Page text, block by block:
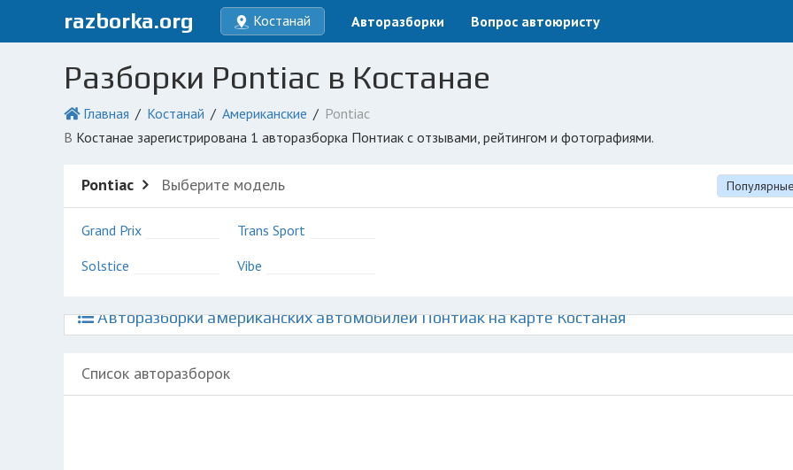
razborka.org Костанай Авторазборки Вопрос автоюристу
Разборки Pontiac в Костанае
Главная Костанай Американские
Pontiac
в Костанае зарегистрирована 1 авторазборка Понтиак с отзывами, рейтингом и фотографиями.
Pontiac Выберите модель Популярные
Grand Prix
Solstice
Trans Sport
Vibe
Авторазборки американских автомобилей Понтиак на карте Костаная
Список авторазборок